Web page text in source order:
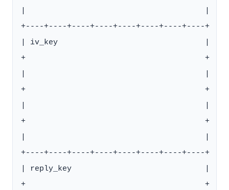
+----+----+----+----+----+----+----+----+
| iv_key                                |
+                                       +
+                                       +
+                                       +
+----+----+----+----+----+----+----+----+
| reply_key                             |
+                                       +